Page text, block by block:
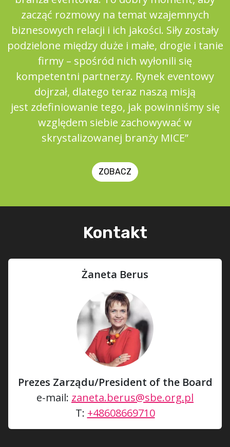
zacząć rozmowy na temat wzajemnych
biznesowych relacji i ich jakości. Siły zostały
podzielone między duże i małe, drogie i tanie
firmy – spośród nich wyłonili się
kompetentni partnerzy. Rynek eventowy
dojrzał, dlatego teraz naszą misją
jest zdefiniowanie tego, jak powinniśmy się
względem siebie zachowywać w
skrystalizowanej branży MICE”
ZOBACZ
Kontakt
Żaneta Berus
Prezes Zarządu/President of the Board
e-mail: zaneta.berus@sbe.org.pl
T: +48608669710